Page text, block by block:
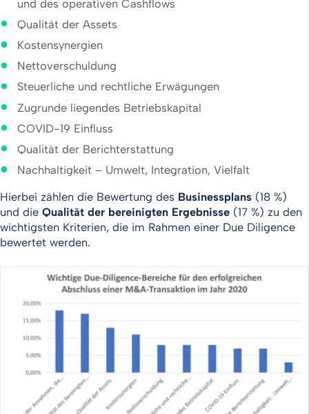
und des operativen Cashflows
Qualität der Assets
Kostensynergien
Nettoverschuldung
Steuerliche und rechtliche Erwägungen
Zugrunde liegendes Betriebskapital
COVID-19 Einfluss
Qualität der Berichterstattung
Nachhaltigkeit – Umwelt, Integration, Vielfalt
Hierbei zählen die Bewertung des Businessplans (18 %)
und die Qualität der bereinigten Ergebnisse (17 %) zu den
wichtigsten Kriterien, die im Rahmen einer Due Diligence
bewertet werden.